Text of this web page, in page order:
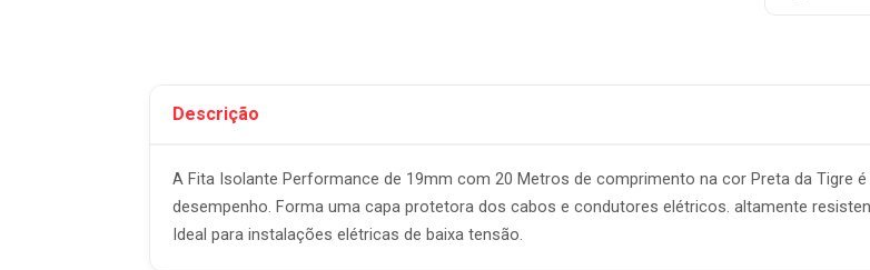
Descrição
A Fita Isolante Performance de 19mm com 20 Metros de comprimento na cor Preta da Tigre
desempenho. Forma uma capa protetora dos cabos e condutores elétricos. altamente
Ideal para instalações elétricas de baixa tensão.